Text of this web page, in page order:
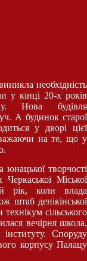
необхідність
у кінці 20-х років
Нова будівля
А будинок старої
у дворі цієї
на те, що у
творчості
Міської
рік, коли влада
штаб денікінської
сільського
вечірня школа,
інституту. Споруду
корпусу Палацу